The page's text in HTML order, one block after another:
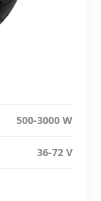
500-3000 W
36-72 V